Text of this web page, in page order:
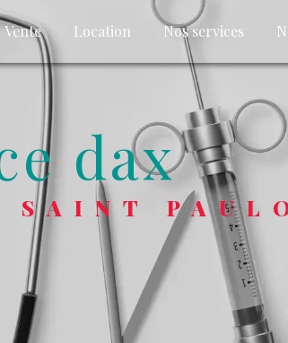
Vente Location Nos services
dax
SAINT